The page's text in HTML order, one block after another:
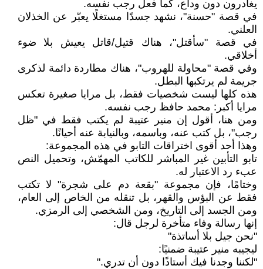
يغادرون دون وداع، كما فعل رجب نفسه.
في قصة "حسنة"، نشهد جسدًا مستغلًا يعبّر عن الخذلان
العلني.
في قصة "سأقتل"، هناك قتيل/قاتل يعيش بلا ضوء
أخلاقي.
وفي قصة "محاولة للهروب"، هناك مطاردة دائمة لذكرى
جريمة لم يرتكبها البطل.
هذه كلها ليست شخصيات فقط، بل مرايا صغيرة تعكس
مرايا أكبر: محمد حافظ رجب نفسه.
ومن هنا، أقول إن منير عتيبة لم يكتب فقط في "ظل
رجب"، بل كتب عنه، وباسمه، وبالنيابة عنه أحيانًا.
وهذا أحد أقوى اختراقات التابو في هذه المجموعة:
تابو التأبين غير المباشر للكاتب المهمّش، وتحميل النص
عبء رد الاعتبار له.
وختامًا، فإن مجموعة "بقعة دم على شجرة" لا تكتب
فقط عن البؤس والقهر، بل تنقله من الخاص إلى العام،
ومن الجسد إلى التاريخ، ومن الشخصي إلى الرمزي.
إنها رسالة وفاء متأخرة لرجل قال:
"نحن جيل بلا أساتذة"
ليجيبه منير عتيبة ضمنيًا:
"لكننا وجدنا فيك أستاذًا دون أن تدري."